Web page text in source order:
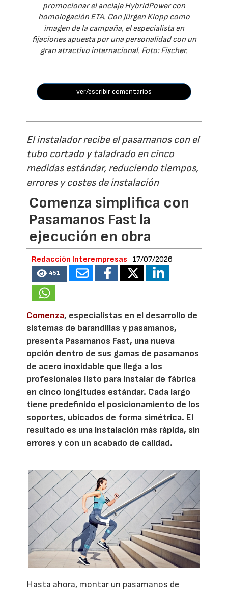
promocionar el anclaje HybridPower con
homologación ETA. Con Jürgen Klopp como
imagen de la campaña, el especialista en
fijaciones apuesta por una personalidad con un
gran atractivo internacional. Foto: Fischer.
ver/escribir comentarios
El instalador recibe el pasamanos con el
tubo cortado y taladrado en cinco
medidas estándar, reduciendo tiempos,
errores y costes de instalación
Comenza simplifica con
Pasamanos Fast la
ejecución en obra
Redacción Interempresas 17/07/2026
451
Comenza, especialistas en el desarrollo de
sistemas de barandillas y pasamanos,
presenta Pasamanos Fast, una nueva
opción dentro de sus gamas de pasamanos
de acero inoxidable que llega a los
profesionales listo para instalar de fábrica
en cinco longitudes estándar. Cada largo
tiene predefinido el posicionamiento de los
soportes, ubicados de forma simétrica. El
resultado es una instalación más rápida, sin
errores y con un acabado de calidad.
Hasta ahora, montar un pasamanos de